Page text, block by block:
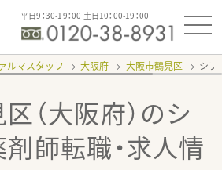
平日9：30-19：00 土日10：00-19：00
ルマスタッフ 大阪府 大阪市鶴見区 シ
（大阪府）のシ
師転職・求人情